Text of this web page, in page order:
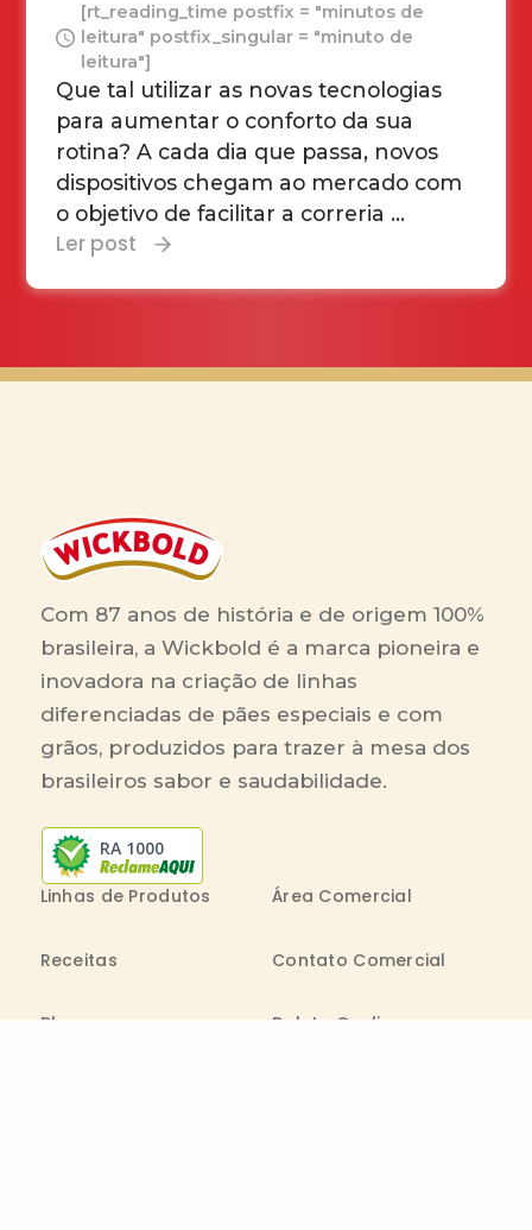
[rt_reading_time postfix = "minutos de
leitura" postfix_singular = "minuto de
leitura"]
Que tal utilizar as novas tecnologias
para aumentar o conforto da sua
rotina? A cada dia que passa, novos
dispositivos chegam ao mercado com
o objetivo de facilitar a correria ...
Ler post
Com 87 anos de história e de origem 100%
brasileira, a Wickbold é a marca pioneira e
inovadora na criação de linhas
diferenciadas de pães especiais e com
grãos, produzidos para trazer à mesa dos
brasileiros sabor e saudabilidade.
RA 1000
Linhas de Produtos Área Comercial
Receitas Contato Comercial
Blog Boleto On-line